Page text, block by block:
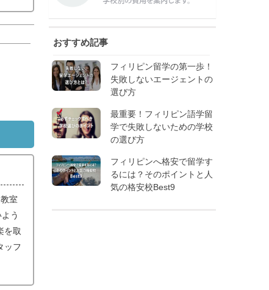
室
う
を取
ッフ
おすすめ記事
フィリピン留学の第一歩！
失敗しないエージェントの
選び方
最重要！フィリピン語学留
学で失敗しないための学校
の選び方
フィリピンへ格安で留学す
るには？そのポイントと人
気の格安校Best9